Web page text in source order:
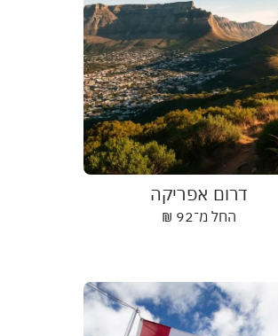
דרום אפריקה
החל מ־ ₪ 92